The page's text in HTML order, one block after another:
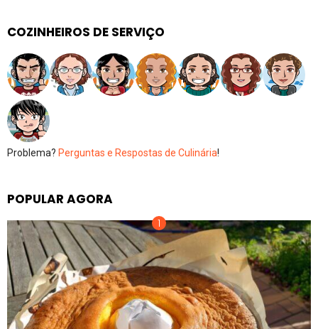
COZINHEIROS DE SERVIÇO
Problema? Perguntas e Respostas de Culinária!
POPULAR AGORA